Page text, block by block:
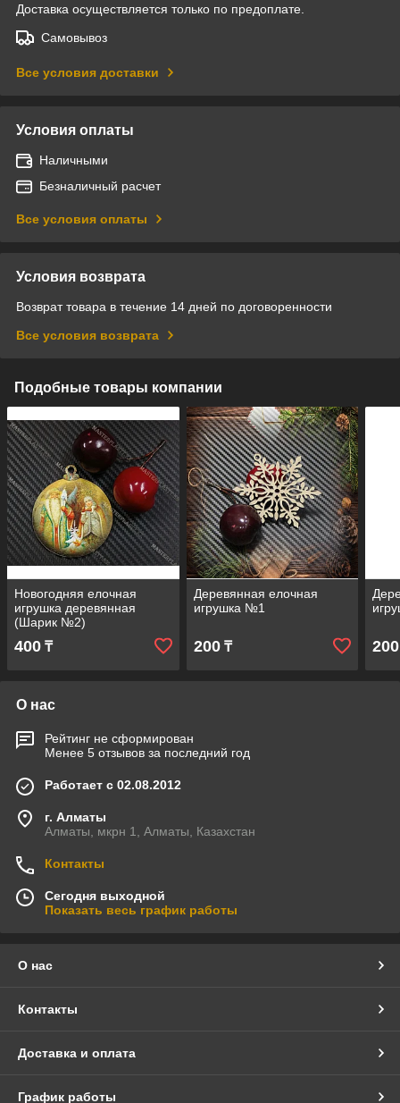
Доставка осуществляется только по предоплате.
Самовывоз
Все условия доставки
Условия оплаты
Наличными
Безналичный расчет
Все условия оплаты
Условия возврата
Возврат товара в течение 14 дней по договоренности
Все условия возврата
Подобные товары компании
Новогодняя елочная
игрушка деревянная
(Шарик №2)
400 ₸
Деревянная елочная
игрушка №1
200₸ 200
О нас
Рейтинг не сформирован
Менее 5 отзывов за последний год
Работает с 02.08.2012
г. Алматы
Алматы, мкрн 1, Алматы, Казахстан
Контакты
Сегодня выходной
Показать весь график работы
О нас
Контакты
Доставка и оплата
График работы